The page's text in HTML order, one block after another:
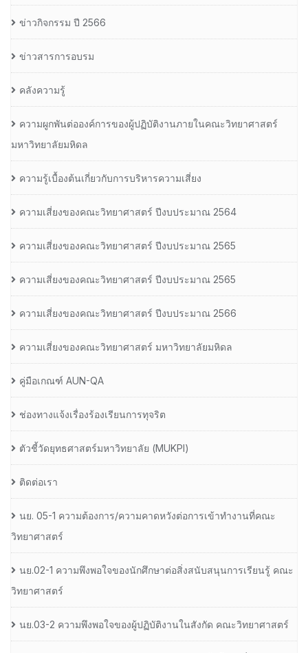
ข่าวกิจกรรม ปี 2566
ข่าวสารการอบรม
คลังความรู้
ความผูกพันต่อองค์การของผู้ปฏิบัติงานภายในคณะวิทยาศาสตร์
มหาวิทยาลัยมหิดล
ความรู้เบื้องต้นเกี่ยวกับการบริหารความเสี่ยง
ความเสี่ยงของคณะวิทยาศาสตร์ ปีงบประมาณ 2564
ความเสี่ยงของคณะวิทยาศาสตร์ ปีงบประมาณ 2565
ความเสี่ยงของคณะวิทยาศาสตร์ ปีงบประมาณ 2565
ความเสี่ยงของคณะวิทยาศาสตร์ ปีงบประมาณ 2566
ความเสี่ยงของคณะวิทยาศาสตร์ มหาวิทยาลัยมหิดล
คู่มือเกณฑ์ AUN-QA
ช่องทางแจ้งเรื่องร้องเรียนการทุจริต
ตัวชี้วัดยุทธศาสตร์มหาวิทยาลัย (MUKPI)
ติดต่อเรา
นย. 05-1 ความต้องการ/ความคาดหวังต่อการเข้าทำงานที่คณะ
วิทยาศาสตร์
นย.02-1 ความพึงพอใจของนักศึกษาต่อสิ่งสนับสนุนการเรียนรู้ คณะ
วิทยาศาสตร์
นย.03-2 ความพึงพอใจของผู้ปฏิบัติงานในสังกัด คณะวิทยาศาสตร์